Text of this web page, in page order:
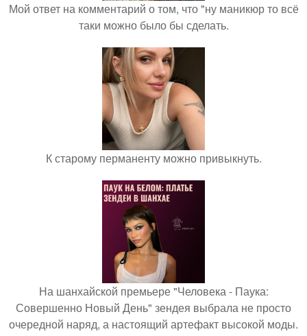
Мой ответ на комментарий о том, что "ну маникюр то всё
таки можно было бы сделать.
К старому перманенту можно привыкнуть.
На шанхайской премьере "Человека - Паука:
Совершенно Новый День" зендея выбрала не просто
очередной наряд, а настоящий артефакт высокой моды.